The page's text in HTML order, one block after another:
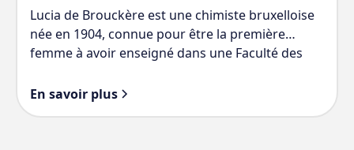
Lucia de Brouckère est une chimiste bruxelloise
née en 1904, connue pour être la première
femme à avoir enseigné dans une Faculté des
l'ULB, professeure ordinaire, doyenne, militante
laïque et féministe. Son parcours redéfinit ce
En savoir plus